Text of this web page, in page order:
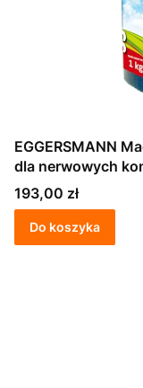
EGGERSMANN
dla nerwowych
Cena
193,00 zł
Do koszyka